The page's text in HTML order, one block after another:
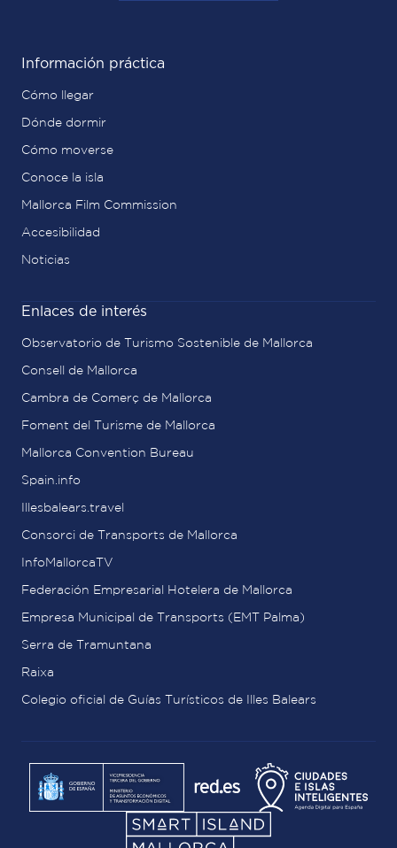
Información práctica
Cómo llegar
Dónde dormir
Cómo moverse
Conoce la isla
Mallorca Film Commission
Accesibilidad
Noticias
Enlaces de interés
Observatorio de Turismo Sostenible de Mallorca
Consell de Mallorca
Cambra de Comerç de Mallorca
Foment del Turisme de Mallorca
Mallorca Convention Bureau
Spain.info
Illesbalears.travel
Consorci de Transports de Mallorca
InfoMallorcaTV
Federación Empresarial Hotelera de Mallorca
Empresa Municipal de Transports (EMT Palma)
Serra de Tramuntana
Raixa
Colegio oficial de Guías Turísticos de Illes Balears